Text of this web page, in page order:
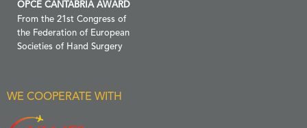
OPCE CANTABRIA AWARD
From the 21st Congress of
the Federation of European
Societies of Hand Surgery
WE COOPERATE WITH